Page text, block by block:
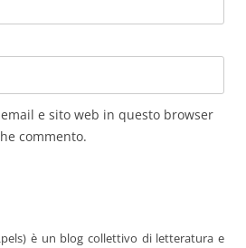
e sito web in questo browser
commento.
è un blog collettivo di letteratura e